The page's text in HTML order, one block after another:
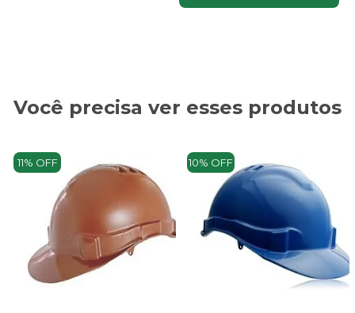
Você precisa ver esses produtos
11% OFF 10% OFF